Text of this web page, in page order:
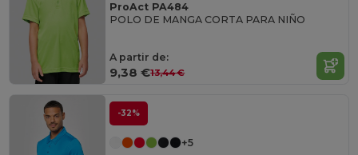
ProAct PA484
POLO DE MANGA CORTA PARA NIÑO
A partir de:
9,38 €13,44 €
-32%
+5